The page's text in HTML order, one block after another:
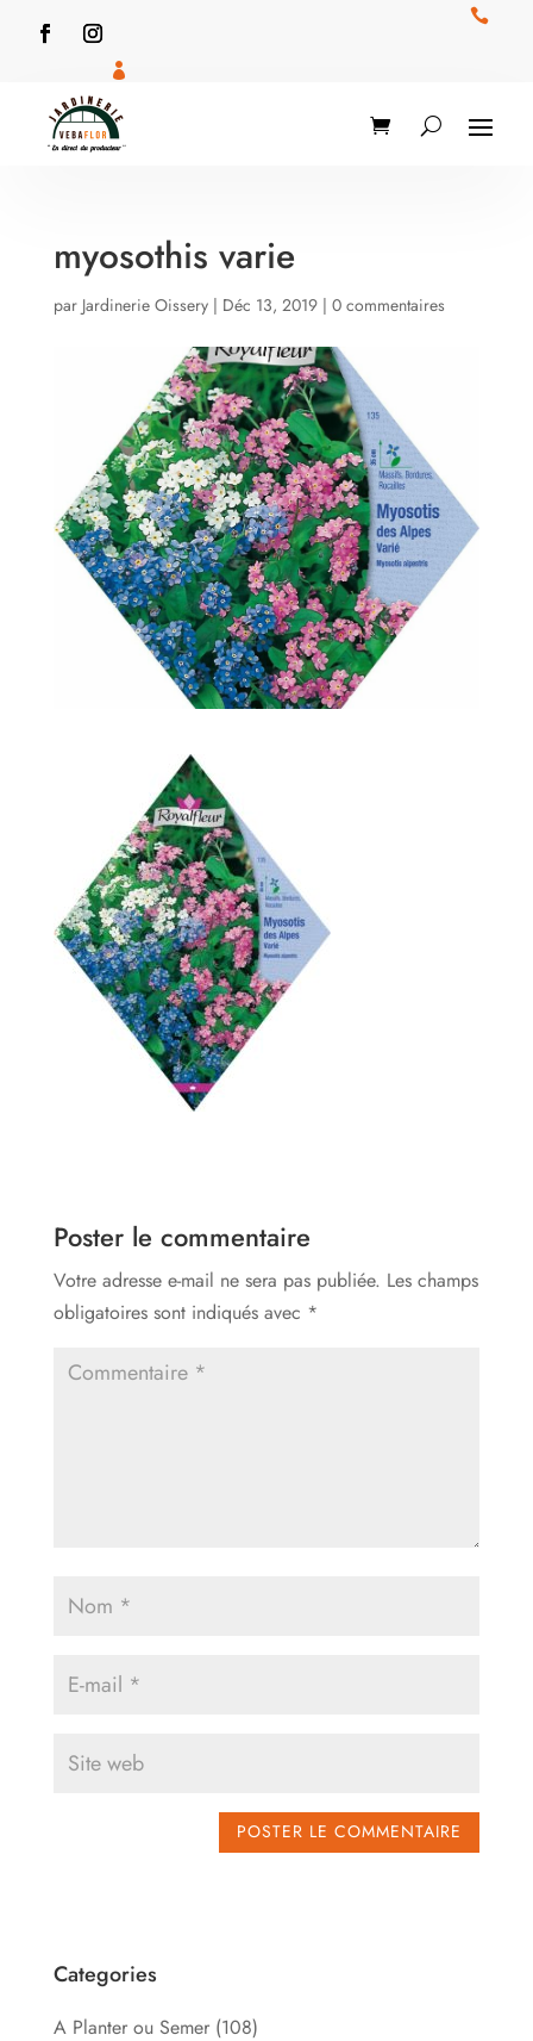


myosothis varie
par Jardinerie Oissery| Déc 13, 2019| 0 commentaires
Poster le commentaire
Votre adresse e-mail ne sera pas publiée. Les champs
obligatoires sont indiqués avec *
Categories
A Planter ou Semer (108)